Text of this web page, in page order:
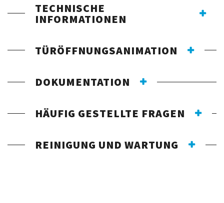
TECHNISCHE
INFORMATIONEN
TÜRÖFFNUNGSANIMATION
DOKUMENTATION
HÄUFIG GESTELLTE FRAGEN
REINIGUNG UND WARTUNG